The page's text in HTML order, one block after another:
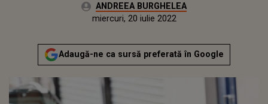
Autor:ANDREEA BURGHELEA
Actualizat:
miercuri, 20 iulie 2022
Adaugă-ne ca sursă preferată în Google